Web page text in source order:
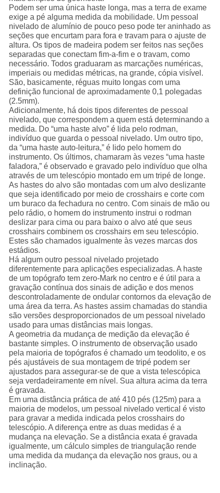
Podem ser uma única haste longa, mas a terra de exame
exige a pé alguma medida da mobilidade. Um pessoal
nivelado de alumínio de pouco peso pode ter aninhado as
seções que encurtam para fora e travam para o ajuste de
altura. Os tipos de madeira podem ser feitos nas seções
separadas que conectam fim-a-fim e o travam, como
necessário. Todos graduaram as marcações numéricas,
imperiais ou medidas métricas, na grande, cópia visível.
São, basicamente, réguas muito longas com uma
definição funcional de aproximadamente 0,1 polegadas
(2.5mm).
Adicionalmente, há dois tipos diferentes de pessoal
nivelado, que correspondem a quem está determinando a
medida. Do “uma haste alvo” é lida pelo rodman,
indivíduo que guarda o pessoal nivelado. Um outro tipo,
da “uma haste auto-leitura,” é lido pelo homem do
instrumento. Os últimos, chamaram às vezes “uma haste
faladora,” é observado e gravado pelo indivíduo que olha
através de um telescópio montado em um tripé de longe.
As hastes do alvo são montadas com um alvo deslizante
que seja identificado por meio de crosshairs e corte com
um buraco da fechadura no centro. Com sinais de mão ou
pelo rádio, o homem do instrumento instrui o rodman
deslizar para cima ou para baixo o alvo até que seus
crosshairs combinem os crosshairs em seu telescópio.
Estes são chamados igualmente às vezes marcas dos
estádios.
Há algum outro pessoal nivelado projetado
diferentemente para aplicações especializadas. A haste
de um topógrafo tem zero-Mark no centro e é útil para a
gravação contínua dos sinais de adição e dos menos
descontroladamente de ondular contornos da elevação de
uma área da terra. As hastes assim chamadas do standia
são versões desproporcionados de um pessoal nivelado
usado para umas distâncias mais longas.
A geometria da mudança de medição da elevação é
bastante simples. O instrumento de observação usado
pela maioria de topógrafos é chamado um teodolito, e os
pés ajustáveis de sua montagem de tripé podem ser
ajustados para assegurar-se de que a vista telescópica
seja verdadeiramente em nível. Sua altura acima da terra
é gravada.
Em uma distância prática de até 410 pés (125m) para a
maioria de modelos, um pessoal nivelado vertical é visto
para gravar a medida indicada pelos crosshairs do
telescópio. A diferença entre as duas medidas é a
mudança na elevação. Se a distância exata é gravada
igualmente, um cálculo simples de triangulação rende
uma medida da mudança da elevação nos graus, ou a
inclinação.